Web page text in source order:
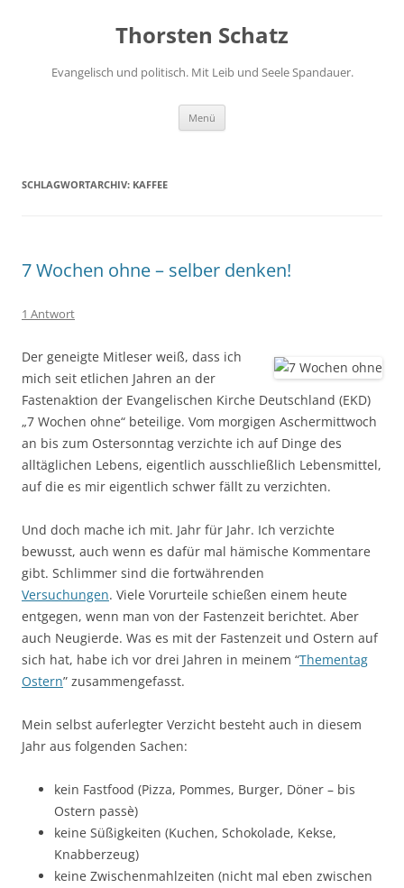
Thorsten Schatz
Evangelisch und politisch. Mit Leib und Seele Spandauer.
Menü
SCHLAGWORTARCHIV: KAFFEE
7 Wochen ohne – selber denken!
1 Antwort
Der geneigte Mitleser weiß, dass ich
mich seit etlichen Jahren an der
Fastenaktion der Evangelischen Kirche Deutschland (EKD)
„7 Wochen ohne“ beteilige. Vom morgigen Aschermittwoch
an bis zum Ostersonntag verzichte ich auf Dinge des
alltäglichen Lebens, eigentlich ausschließlich Lebensmittel,
auf die es mir eigentlich schwer fällt zu verzichten.
Und doch mache ich mit. Jahr für Jahr. Ich verzichte
bewusst, auch wenn es dafür mal hämische Kommentare
gibt. Schlimmer sind die fortwährenden
Versuchungen. Viele Vorurteile schießen einem heute
entgegen, wenn man von der Fastenzeit berichtet. Aber
auch Neugierde. Was es mit der Fastenzeit und Ostern auf
sich hat, habe ich vor drei Jahren in meinem “Thementag
Ostern” zusammengefasst.
Mein selbst auferlegter Verzicht besteht auch in diesem
Jahr aus folgenden Sachen:
kein Fastfood (Pizza, Pommes, Burger, Döner – bis
Ostern passè)
keine Süßigkeiten (Kuchen, Schokolade, Kekse,
Knabberzeug)
keine Zwischenmahlzeiten (nicht mal eben zwischen